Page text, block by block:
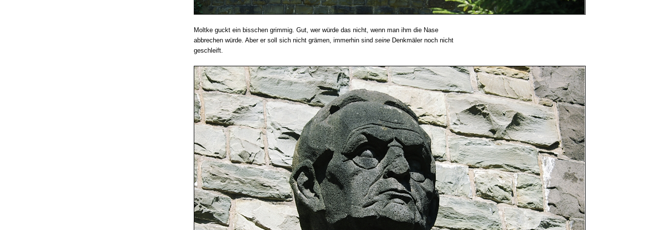
Moltke guckt ein bisschen grimmig. Gut, wer würde das nicht, wenn man ihm die Nase
abbrechen würde. Aber er soll sich nicht grämen, immerhin sind seine Denkmäler noch nicht
geschleift.